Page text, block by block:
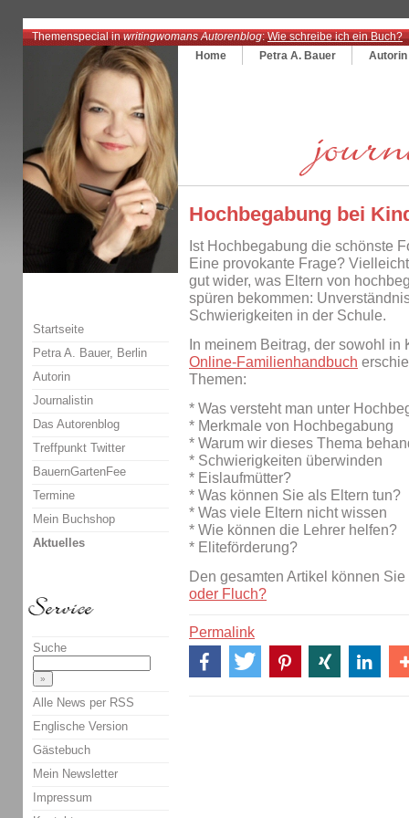
Themenspecial inwritingwomans Autorenblog:Wie schreibe ich ein Buch?
Home
Petra A. Bauer Autorin
Hochbegabung bei
Ist Hochbegabung die schönste
Eine provokante Frage?
gut wider, was Eltern von
spüren bekommen:
Schwierigkeiten in der Schule.
In meinem Beitrag, der sowohl
Online-Familienhandbuch
Themen:
* Was versteht man unter
* Merkmale von Hochbegabung
* Warum wir dieses Thema
* Schwierigkeiten überwinden
* Eislaufmütter?
* Was können Sie als Eltern tun?
* Was viele Eltern nicht wissen
* Wie können die Lehrer helfen?
* Eliteförderung?
Den gesamten Artikel können
oder Fluch?
Permalink
Startseite
Petra A. Bauer, Berlin
Autorin
Journalistin
Das Autorenblog
Treffpunkt Twitter
BauernGartenFee
Termine
Mein Buchshop
Aktuelles
Suche
Alle News per RSS
Englische Version
Gästebuch
Mein Newsletter
Impressum